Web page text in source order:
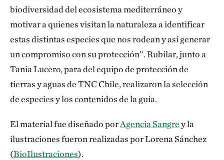
biodiversidad del ecosistema mediterráneo y
motivar a quienes visitan la naturaleza a identificar
estas distintas especies que nos rodean y así generar
un compromiso con su protección”. Rubilar, junto a
Tania Lucero, para del equipo de protección de
tierras y aguas de TNC Chile, realizaron la selección
de especies y los contenidos de la guía.
El material fue diseñado porAgencia Sangrey la
ilustraciones fueron realizadas por Lorena Sánchez
(BioIlustraciones).